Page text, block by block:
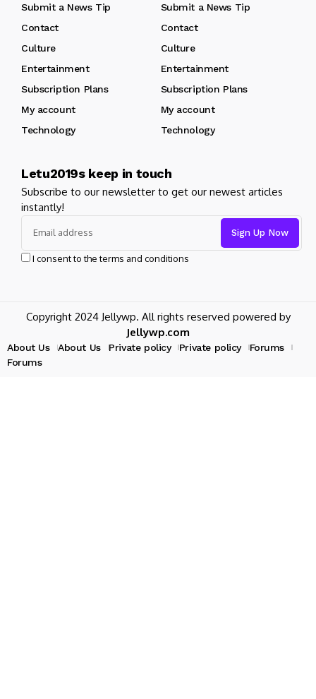
Submit a News Tip
Submit a News Tip
Contact
Contact
Culture
Culture
Entertainment
Entertainment
Subscription Plans
Subscription Plans
My account
My account
Technology
Technology
Letu2019s keep in touch
Subscribe to our newsletter to get our newest articles
instantly!
I consent to the terms and conditions
Copyright 2024 Jellywp. All rights reserved powered by
Jellywp.com
About Us About Us Private policy Private policy
Forums
Forums